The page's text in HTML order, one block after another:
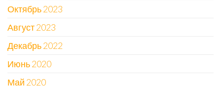
Октябрь 2023
Август 2023
Декабрь 2022
Июнь 2020
Май 2020